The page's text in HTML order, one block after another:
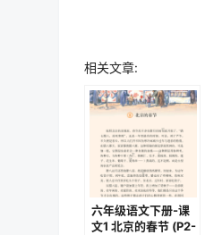
相关文章:
六年级语文下册-课
文1 北京的春节 (P2-